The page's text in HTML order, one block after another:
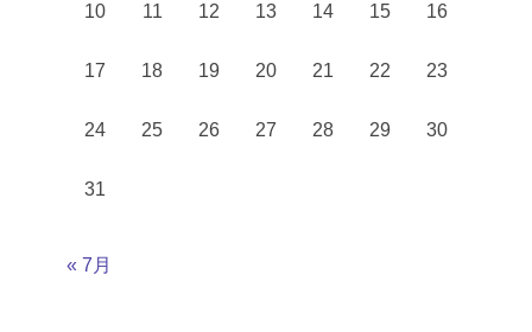
10 11 12 13 14 15 16
17 18 19 20 21 22 23
24 25 26 27 28 29 30
31
« 7月